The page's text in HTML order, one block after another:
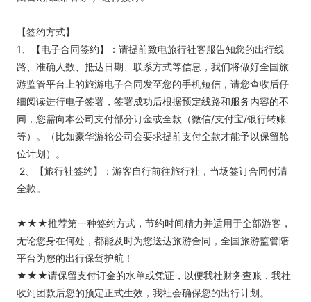
【签约方式】
1、【电子合同签约】：请提前致电旅行社客服告知您的出行线
路、准确人数、抵达日期、联系方式等信息，我们将做好全国旅
游监管平台上的旅游电子合同发至您的手机短信，请您查收后仔
细阅读进行电子签署，签署成功后根据预定线路和服务内容的不
同，您需向本公司支付部分订金或全款（微信/支付宝/银行转账
等）。（比如豪华游轮公司会要求提前支付全款才能予以保留舱
位计划）。
2、【旅行社签约】：游客自行前往旅行社，当场签订合同付清
全款。
★★★推荐第一种签约方式，节约时间精力并适用于全部游客，
无论您身在何处，都能及时为您送达旅游合同，全国旅游监管陪
平台为您的出行保驾护航！
★★★请保留支付订金的水单或凭证，以便我社财务查账，我社
收到团款后您的预定正式生效，我社会确保您的出行计划。